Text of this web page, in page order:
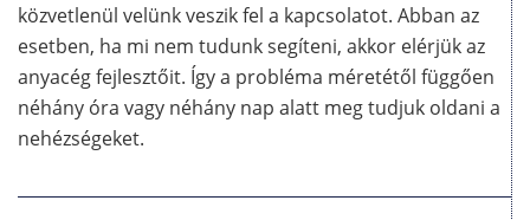
közvetlenül velünk veszik fel a kapcsolatot. Abban az
esetben, ha mi nem tudunk segíteni, akkor elérjük az
anyacég fejlesztőit. Így a probléma méretétől függően
néhány óra vagy néhány nap alatt meg tudjuk oldani a
nehézségeket.